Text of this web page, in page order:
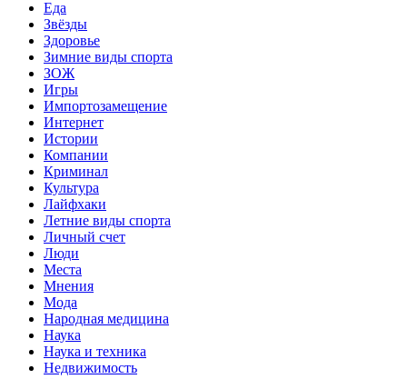
Еда
Звёзды
Здоровье
Зимние виды спорта
ЗОЖ
Игры
Импортозамещение
Интернет
Истории
Компании
Криминал
Культура
Лайфхаки
Летние виды спорта
Личный счет
Люди
Места
Мнения
Мода
Народная медицина
Наука
Наука и техника
Недвижимость